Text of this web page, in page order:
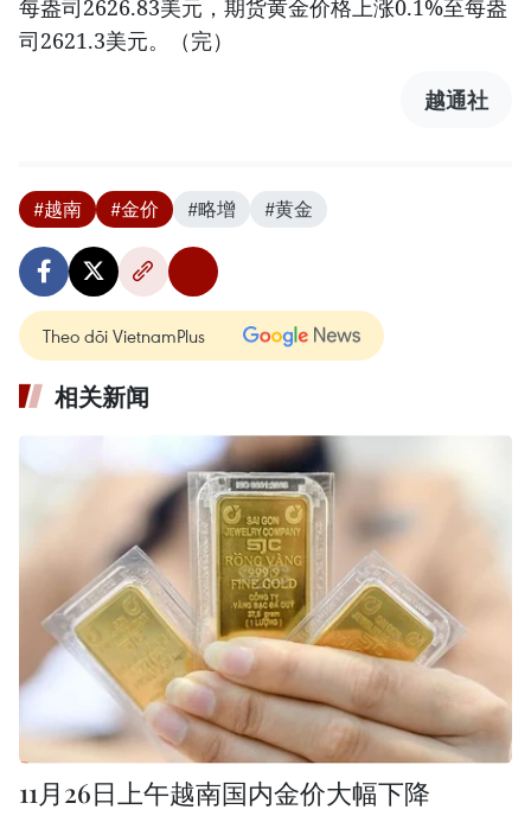
每盎司2626.83美元，期货黄金价格上涨0.1%至每盎
司2621.3美元。（完）
越通社
#越南 #金价 #略增 #黄金
Theo dõi VietnamPlus
相关新闻
11月26日上午越南国内金价大幅下降